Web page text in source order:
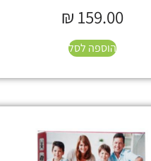
₪ 159.00
הוספה לסל